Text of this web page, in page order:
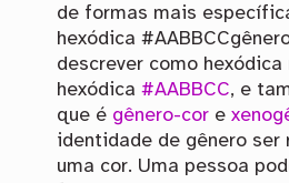
de formas mais
hexódica
descrever como
hexódica #AABBCC, e
que é gênero-core
identidade de gênero ser
uma cor. Uma pessoa